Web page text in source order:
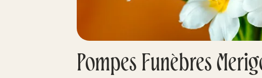
Pompes Funèbres